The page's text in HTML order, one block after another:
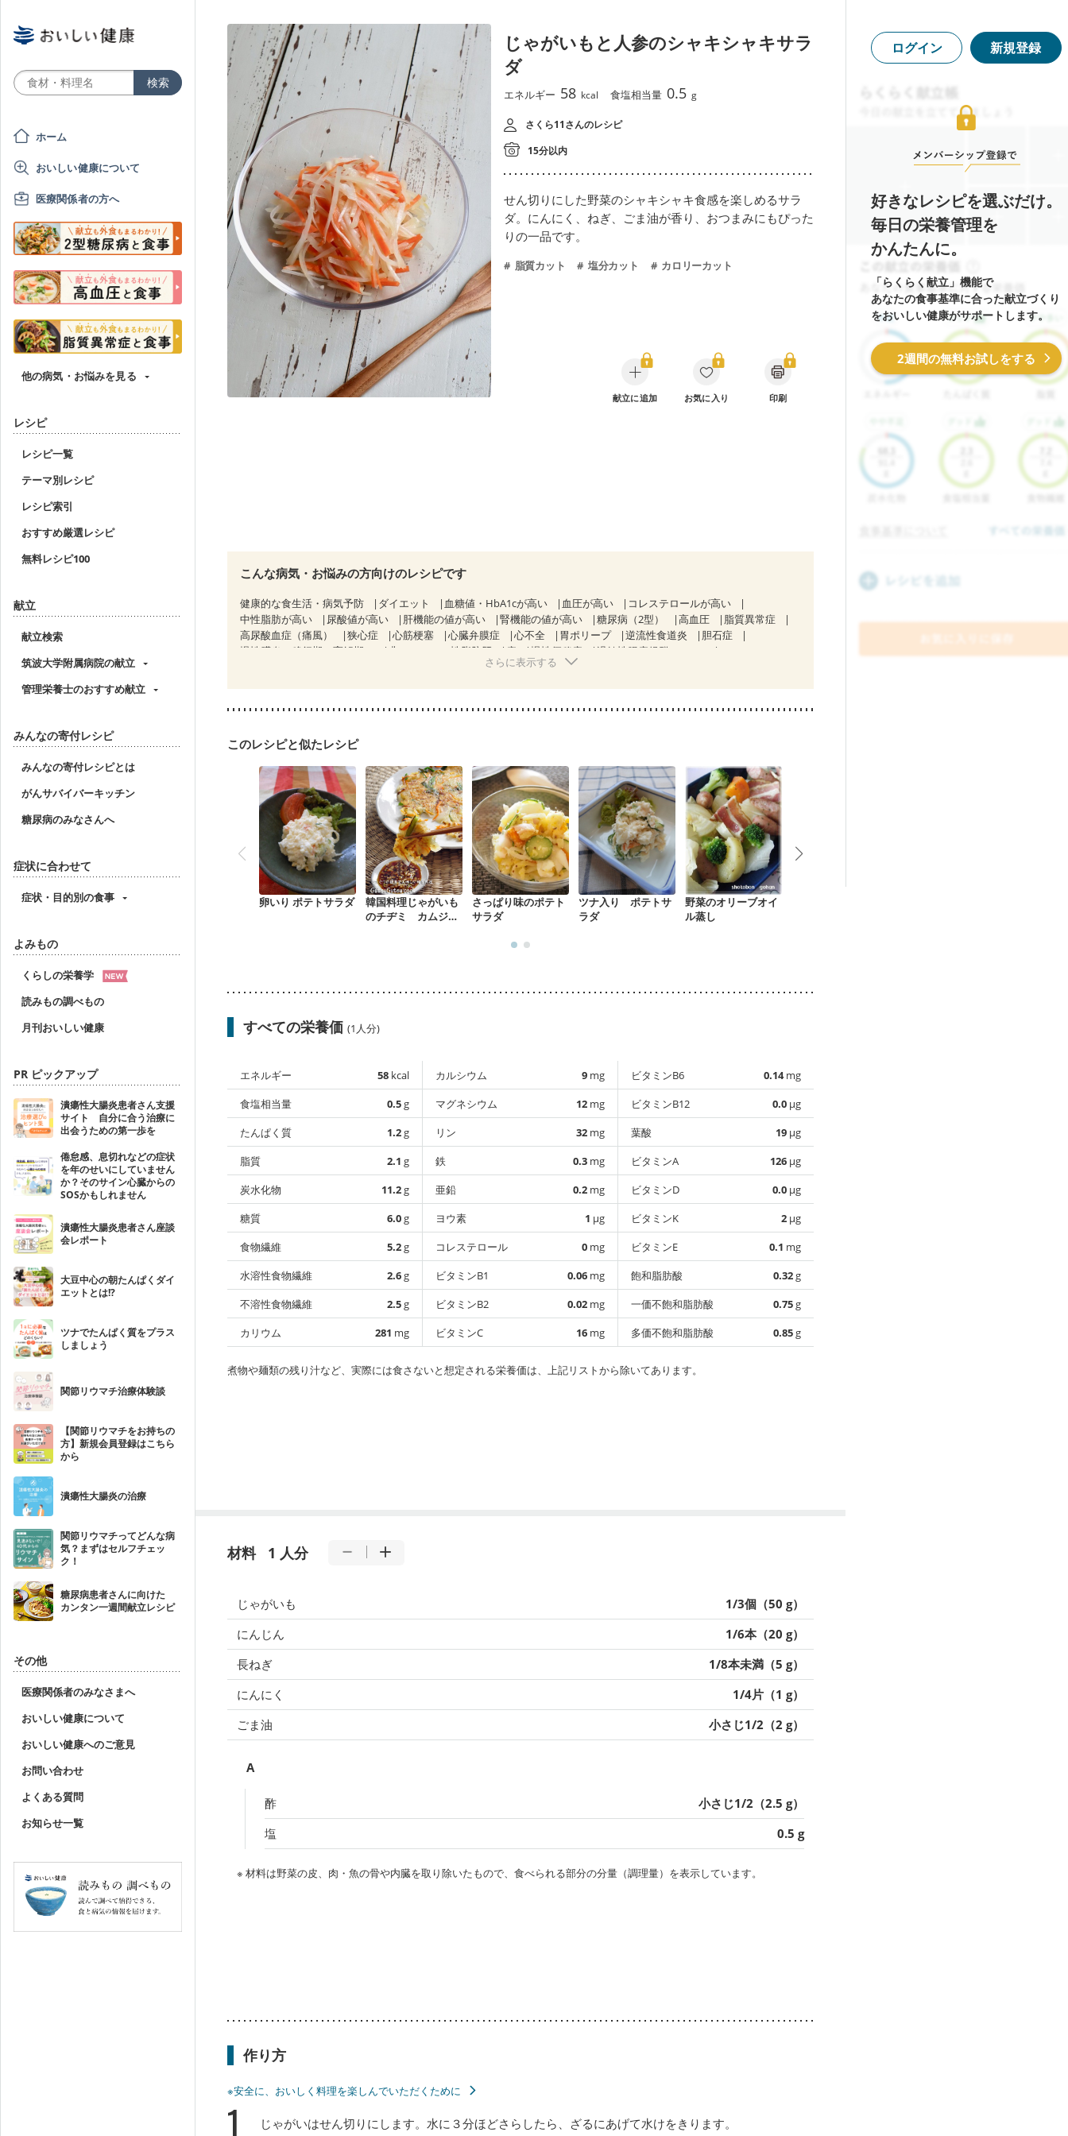
ホーム
おいしい健康について
医療関係者の方へ
他の病気・お悩みを見る
レシピ
レシピ一覧
テーマ別レシピ
レシピ索引
おすすめ厳選レシピ
無料レシピ100
献立
献立検索
筑波大学附属病院の献立
管理栄養士のおすすめ献立
みんなの寄付レシピ
みんなの寄付レシピとは
がんサバイバーキッチン
糖尿病のみなさんへ
症状に合わせて
症状・目的別の食事
よみもの
くらしの栄養学
読みもの調べもの
月刊おいしい健康
PR ピックアップ
潰瘍性大腸炎患者さん支援
サイト 自分に合う治療に
出会うための第一歩を
倦怠感、息切れなどの症状
を年のせいにしていません
か？そのサイン心臓からの
SOSかもしれません
潰瘍性大腸炎患者さん座談
会レポート
大豆中心の朝たんぱくダイ
エットとは!?
ツナでたんぱく質をプラス
しましょう
関節リウマチ治療体験談
【関節リウマチをお持ちの
方】新規会員登録はこちら
から
潰瘍性大腸炎の治療
関節リウマチってどんな病
気？まずはセルフチェッ
ク！
糖尿病患者さんに向けた
カンタン一週間献立レシピ
その他
医療関係者のみなさまへ
おいしい健康について
おいしい健康へのご意見
お問い合わせ
よくある質問
お知らせ一覧
じゃがいもと人参のシャキシャキサラ
ダ
エネルギー 58 kcal 食塩相当量 0.5 g
さくら11さんのレシピ
15分以内
せん切りにした野菜のシャキシャキ食感を楽しめるサラ
ダ。にんにく、ねぎ、ごま油が香り、おつまみにもぴった
りの一品です。
脂質カット 塩分カット カロリーカット
献立に追加 お気に入り 印刷
こんな病気・お悩みの方向けのレシピです
健康的な食生活・病気予防 ダイエット 血糖値・HbA1cが高い 血圧が高い
コレステロールが高い
中性脂肪が高い
尿酸値が高い 肝機能の値が高い 腎機能の値が高い 糖尿病（2型） 高血圧
脂質異常症
高尿酸血症（痛風）
狭心症 心筋梗塞 心臓弁膜症 心不全 胃ポリープ 逆流性食道炎
胆石症
慢性膵炎（移行期・寛解期）
非アルコール性脂肪肝 痔 慢性便秘症
過敏性腸症候群（IBS）
糖尿病性腎症（第２期）
味の感じ方が変わった
食欲がない 妊娠中(初期)
妊婦健診・体重増加が気になる（初期）
産後（母乳）
産後（混合栄養）
さらに表示する
このレシピと似たレシピ
卵いり ポテトサラダ
韓国料理じゃがいも
のチヂミ カムジャ
さっぱり味のポテト
サラダ
ツナ入り ポテトサ
ラダ
野菜のオリーブオイ
ル蒸し
すべての栄養価 (1人分)
エネルギー 58 kcal
食塩相当量
0.5g
たんぱく質
1.2g
脂質
2.1 g
炭水化物
11.2g
糖質
6.0g
食物繊維
5.2g
水溶性食物繊維
2.6g
不溶性食物繊維
2.5g
カリウム
281 mg
カルシウム 9 mg
マグネシウム
12 mg
リン
32 mg
鉄
0.3 mg
亜鉛
0.2 mg
ヨウ素
1 µg
コレステロール
0 mg
ビタミンB1
0.06 mg
ビタミンB2
0.02 mg
ビタミンC
16 mg
ビタミンB6 0.14mg
ビタミンB12
0.0 µg
葉酸
19 µg
ビタミンA
126 µg
ビタミンD
0.0 µg
ビタミンK
2 µg
ビタミンE
0.1 mg
飽和脂肪酸
0.32g
一価不飽和脂肪酸
0.75g
多価不飽和脂肪酸
0.85g
煮物や麺類の残り汁など、実際には食さないと想定される栄養価は、上記リストから除いてあります。
材料 1 人分
じゃがいも
1/3個（50 g）
にんじん
1/6本（20 g）
長ねぎ
1/8本未満（5 g）
にんにく
1/4片（1 g）
ごま油
小さじ1/2（2 g）
A
酢
小さじ1/2（2.5 g）
塩
0.5 g
※ 材料は野菜の皮、肉・魚の骨や内臓を取り除いたもので、食べられる部分の分量（調理量）を表示しています。
作り方
※安全に、おいしく料理を楽しんでいただくために
1 じゃがいはせん切りにします。水に３分ほどさらしたら、ざるにあげて水けをきります。
ログイン 新規登録
好きなレシピを選ぶだけ。
毎日の栄養管理を
かんたんに。
「らくらく献立」機能で
あなたの食事基準に合った献立づくり
をおいしい健康がサポートします。
2週間の無料お試しをする